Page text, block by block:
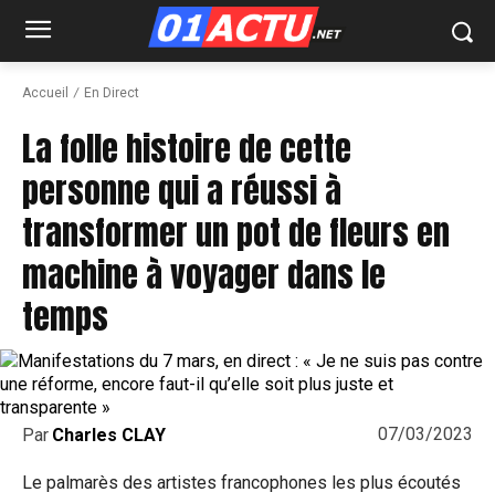
Accueil En Direct
La folle histoire de cette
personne qui a réussi à
transformer un pot de fleurs en
machine à voyager dans le
temps
07/03/2023
Par Charles CLAY
Le palmarès des artistes francophones les plus écoutés